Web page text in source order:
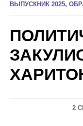
ВЫПУСКНИК 2025,
2